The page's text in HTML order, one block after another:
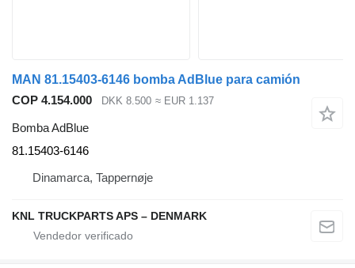
MAN 81.15403-6146 bomba AdBlue para camión
COP 4.154.000
DKK 8.500 ≈ EUR 1.137
Bomba AdBlue
81.15403-6146
Dinamarca, Tappernøje
KNL TRUCKPARTS APS – DENMARK